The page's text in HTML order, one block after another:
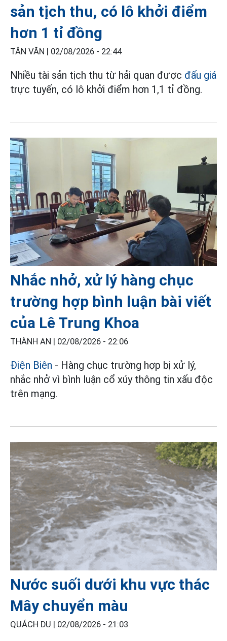
sản tịch thu, có lô khởi điểm
hơn 1 tỉ đồng
TÂN VĂN | 02/08/2026 - 22:44
Nhiều tài sản tịch thu từ hải quan được đấu giá
trực tuyến, có lô khởi điểm hơn 1,1 tỉ đồng.
Nhắc nhở, xử lý hàng chục
trường hợp bình luận bài viết
của Lê Trung Khoa
THÀNH AN | 02/08/2026 - 22:06
Điện Biên - Hàng chục trường hợp bị xử lý,
nhắc nhở vì bình luận cổ xúy thông tin xấu độc
trên mạng.
Nước suối dưới khu vực thác
Mây chuyển màu
QUÁCH DU | 02/08/2026 - 21:03